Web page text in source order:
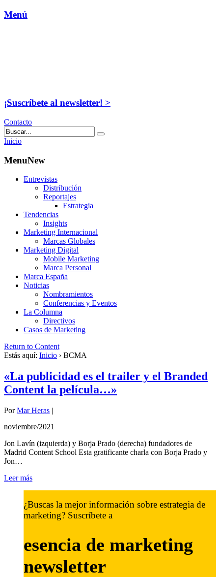
Menú
¡Suscríbete al newsletter! >
Contacto
Inicio
MenuNew
Entrevistas
Distribución
Reportajes
Estrategia
Tendencias
Insights
Marketing Internacional
Marcas Globales
Marketing Digital
Mobile Marketing
Marca Personal
Marca España
Noticias
Nombramientos
Conferencias y Eventos
La Columna
Directivos
Casos de Marketing
Return to Content
Estás aquí: Inicio › BCMA
«La publicidad es el trailer y el Branded
Content la película…»
PorMar Heras |
noviembre/2021
Jon Lavín (izquierda) y Borja Prado (derecha) fundadores de
Madrid Content School Esta gratificante charla con Borja Prado y
Jon…
Leer más
¿Buscas la mejor información sobre estrategia de
marketing? Suscríbete a
esencia de marketing
newsletter